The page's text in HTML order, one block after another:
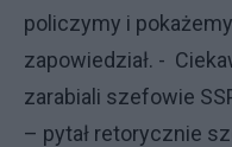
policzymy i
zapowiedział. -
zarabiali szefowie
– pytał retorycznie